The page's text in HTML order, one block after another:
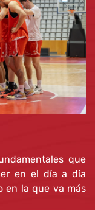
que
en el día a día
en la que va más